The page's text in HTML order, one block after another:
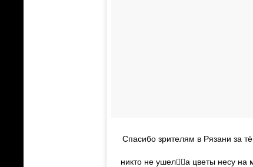
Спасибо зрителям в Рязани за
никто не ушел👍🏻а цветы несу